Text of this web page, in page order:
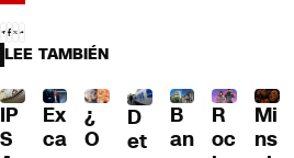
LEE TAMBIÉN
IP
S
Ex
ca
¿
O
D
et
B
an
R
oc
Mi
ns